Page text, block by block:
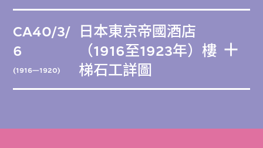
CA40/3/
6
(1916—1920)
日本東京帝國酒店
（1916至1923年）樓
梯石工詳圖